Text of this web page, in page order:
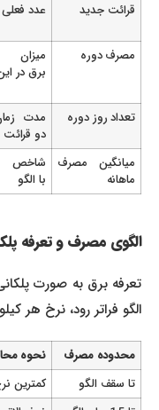
قرائت جدید عدد فعلی
مصرف دوره
میزان
برق در این
تعداد روز دوره
مدت زمان
دو قرائت
میانگین مصرف
ماهانه
شاخص
با الگو
الگوی مصرف و تعرفه
تعرفه برق به صورت
الگو فراتر رود، نرخ هر
محدوده مصرف نحوه محاسبه
تا سقف الگو
کمترین نرخ